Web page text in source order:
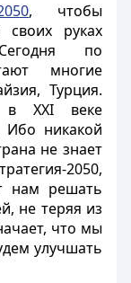
, чтобы
своих руках
по
многие
Турция.
в ХХI веке
Ибо никакой
не знает
2050,
нам решать
не теряя из
что мы
улучшать